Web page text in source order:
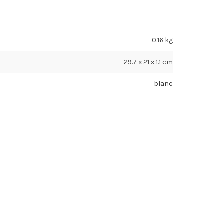
0.16 kg
29.7 × 21 × 1.1 cm
blanc